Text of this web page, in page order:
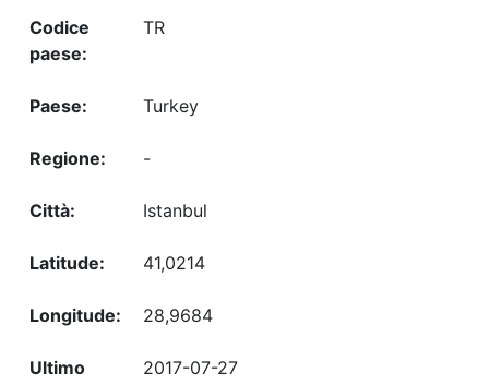
TR
Turkey
-
Istanbul
41,0214
28,9684
2017-07-27